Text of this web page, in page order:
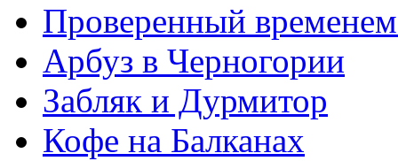
Проверенный временем
Арбуз в Черногории
Забляк и Дурмитор
Кофе на Балканах